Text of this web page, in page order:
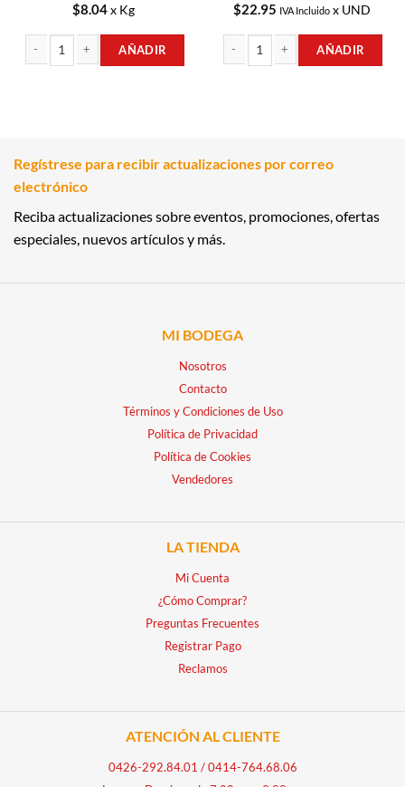
$8.04x Kg
AÑADIR
$22.95 IVA Incluidox UND
AÑADIR
Regístrese para recibir actualizaciones por correo
electrónico
Reciba actualizaciones sobre eventos, promociones, ofertas
especiales, nuevos artículos y más.
MI BODEGA
Nosotros
Contacto
Términos y Condiciones de Uso
Política de Privacidad
Política de Cookies
Vendedores
LA TIENDA
Mi Cuenta
¿Cómo Comprar?
Preguntas Frecuentes
Registrar Pago
Reclamos
ATENCIÓN AL CLIENTE
0426-292.84.01 /0414-764.68.06